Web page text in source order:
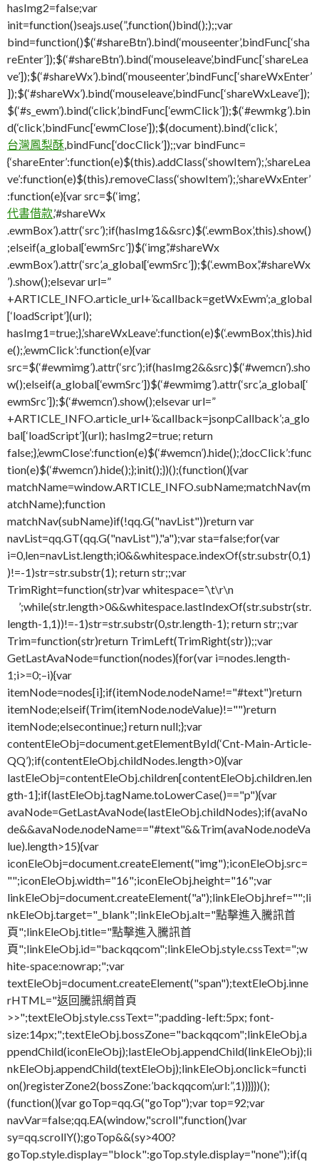
hasImg2=false;var
init=function()seajs.use(”,function()bind(););;var
bind=function()$(‘#shareBtn’).bind(‘mouseenter’,bindFunc[‘sha
reEnter’]);$(‘#shareBtn’).bind(‘mouseleave’,bindFunc[‘shareLea
ve’]);$(‘#shareWx’).bind(‘mouseenter’,bindFunc[‘shareWxEnter’
]);$(‘#shareWx’).bind(‘mouseleave’,bindFunc[‘shareWxLeave’]);
$(‘#s_ewm’).bind(‘click’,bindFunc[‘ewmClick’]);$(‘#ewmkg’).bin
d(‘click’,bindFunc[‘ewmClose’]);$(document).bind(‘click’,
台灣鳳梨酥,bindFunc[‘docClick’]);;var bindFunc=
{‘shareEnter’:function(e)$(this).addClass(‘showItem’);,’shareLea
ve’:function(e)$(this).removeClass(‘showItem’);,’shareWxEnter’
:function(e){var src=$(‘img’,
代書借款,’#shareWx
.ewmBox’).attr(‘src’);if(hasImg1&&src)$(‘.ewmBox’,this).show()
;elseif(a_global[‘ewmSrc’])$(‘img’,’#shareWx
.ewmBox’).attr(‘src’,a_global[‘ewmSrc’]);$(‘.ewmBox’,’#shareWx
’).show();elsevar url=”
+ARTICLE_INFO.article_url+’&callback=getWxEwm’;a_global
[‘loadScript’](url);
hasImg1=true;},’shareWxLeave’:function(e)$(‘.ewmBox’,this).hid
e();,’ewmClick’:function(e){var
src=$(‘#ewmimg’).attr(‘src’);if(hasImg2&&src)$(‘#wemcn’).sho
w();elseif(a_global[‘ewmSrc’])$(‘#ewmimg’).attr(‘src’,a_global[‘
ewmSrc’]);$(‘#wemcn’).show();elsevar url=”
+ARTICLE_INFO.article_url+’&callback=jsonpCallback’;a_glo
bal[‘loadScript’](url); hasImg2=true; return
false;},’ewmClose’:function(e)$(‘#wemcn’).hide();,’docClick’:func
tion(e)$(‘#wemcn’).hide();};init();})();(function(){var
matchName=window.ARTICLE_INFO.subName;matchNav(m
atchName);function
matchNav(subName)if(!qq.G("navList"))return var
navList=qq.GT(qq.G("navList"),"a");var sta=false;for(var
i=0,len=navList.length;i0&&whitespace.indexOf(str.substr(0,1)
)!=-1)str=str.substr(1); return str;;var
TrimRight=function(str)var whitespace=’\t\r\n
’;while(str.length>0&&whitespace.lastIndexOf(str.substr(str.
length-1,1))!=-1)str=str.substr(0,str.length-1); return str;;var
Trim=function(str)return TrimLeft(TrimRight(str));;var
GetLastAvaNode=function(nodes){for(var i=nodes.length-
1;i>=0;–i){var
itemNode=nodes[i];if(itemNode.nodeName!="#text")return
itemNode;elseif(Trim(itemNode.nodeValue)!="")return
itemNode;elsecontinue;} return null;};var
contentEleObj=document.getElementById(‘Cnt-Main-Article-
QQ’);if(contentEleObj.childNodes.length>0){var
lastEleObj=contentEleObj.children[contentEleObj.children.len
gth-1];if(lastEleObj.tagName.toLowerCase()=="p"){var
avaNode=GetLastAvaNode(lastEleObj.childNodes);if(avaNo
de&&avaNode.nodeName=="#text"&&Trim(avaNode.nodeVa
lue).length>15){var
iconEleObj=document.createElement("img");iconEleObj.src=
"";iconEleObj.width="16";iconEleObj.height="16";var
linkEleObj=document.createElement("a");linkEleObj.href="";li
nkEleObj.target="_blank";linkEleObj.alt="點擊進入騰訊首
頁";linkEleObj.title="點擊進入騰訊首
頁";linkEleObj.id="backqqcom";linkEleObj.style.cssText=";w
hite-space:nowrap;";var
textEleObj=document.createElement("span");textEleObj.inne
rHTML="返回騰訊網首頁
>>";textEleObj.style.cssText=";padding-left:5px; font-
size:14px;";textEleObj.bossZone="backqqcom";linkEleObj.a
ppendChild(iconEleObj);lastEleObj.appendChild(linkEleObj);li
nkEleObj.appendChild(textEleObj);linkEleObj.onclick=functi
on()registerZone2(bossZone:’backqqcom’,url:”,1)}}}})();
(function(){var goTop=qq.G("goTop");var top=92;var
navVar=false;qq.EA(window,"scroll",function()var
sy=qq.scrollY();goTop&&(sy>400?
goTop.style.display="block":goTop.style.display="none");if(q